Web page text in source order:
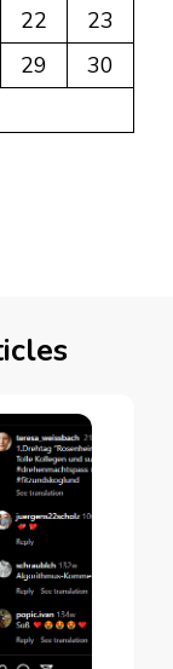
22
23
29
30